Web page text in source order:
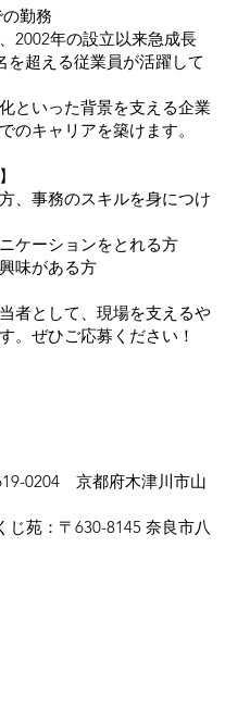
勤務
2002年の設立以来急成長
を超える従業員が活躍して
といった背景を支える企業
のキャリアを築けます。
、事務のスキルを身につけ
ケーションをとれる方
味がある方
者として、現場を支えるや
。ぜひご応募ください！
0204 京都府木津川市山
じ苑：〒630-8145 奈良市八